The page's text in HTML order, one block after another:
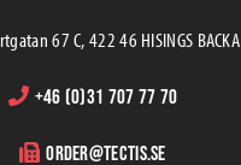
67 C, 422 46 HISINGS BACKA
+46 (0)31 707 77 70
order@tectis.se